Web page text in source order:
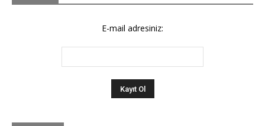
E-mail adresiniz: